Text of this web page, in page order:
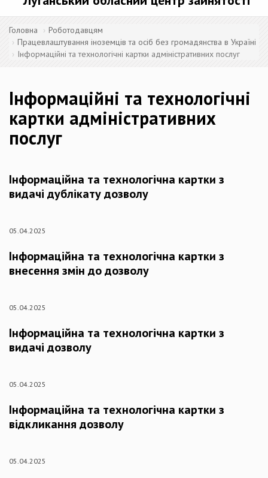
Головна
Роботодавцям
Працевлаштування іноземців та осіб без громадянства в Україні
Інформаційні та технологічні картки адміністративних послуг
Інформаційні та технологічні
картки адміністративних
послуг
Інформаційна та технологічна картки з
видачі дублікату дозволу
05.04.2025
Інформаційна та технологічна картки з
внесення змін до дозволу
05.04.2025
Інформаційна та технологічна картки з
видачі дозволу
05.04.2025
Інформаційна та технологічна картки з
відкликання дозволу
05.04.2025